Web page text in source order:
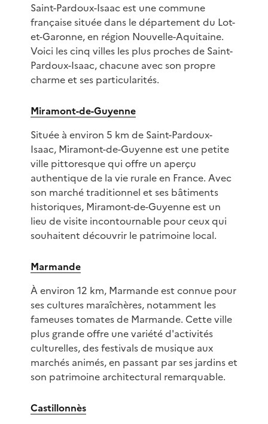
Saint-Pardoux-Isaac est une commune
française située dans le département du Lot-
et-Garonne, en région Nouvelle-Aquitaine.
Voici les cinq villes les plus proches de Saint-
Pardoux-Isaac, chacune avec son propre
charme et ses particularités.
Miramont-de-Guyenne
Située à environ 5 km de Saint-Pardoux-
Isaac, Miramont-de-Guyenne est une petite
ville pittoresque qui offre un aperçu
authentique de la vie rurale en France. Avec
son marché traditionnel et ses bâtiments
historiques, Miramont-de-Guyenne est un
lieu de visite incontournable pour ceux qui
souhaitent découvrir le patrimoine local.
Marmande
À environ 12 km, Marmande est connue pour
ses cultures maraîchères, notamment les
fameuses tomates de Marmande. Cette ville
plus grande offre une variété d'activités
culturelles, des festivals de musique aux
marchés animés, en passant par ses jardins et
son patrimoine architectural remarquable.
Castillonnès